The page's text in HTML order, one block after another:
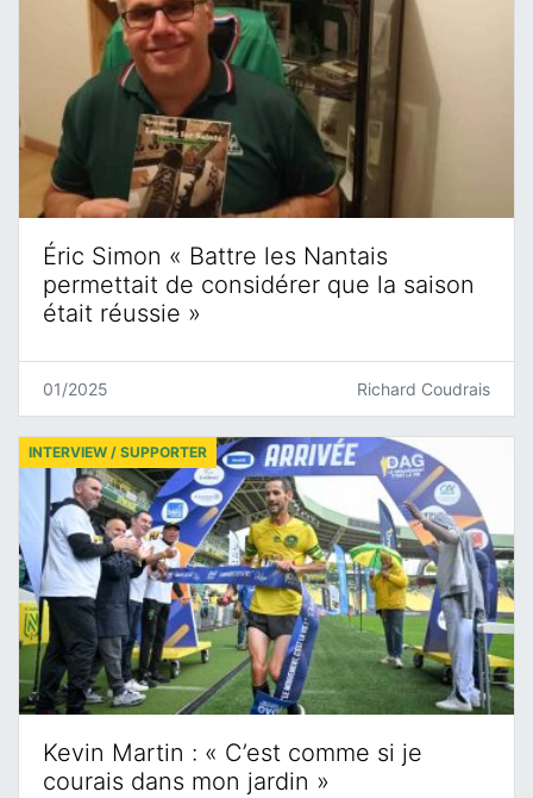
Éric Simon « Battre les Nantais
permettait de considérer que la saison
était réussie »
01/2025 Richard Coudrais
Kevin Martin : « C’est comme si je
courais dans mon jardin »
INTERVIEW / SUPPORTER